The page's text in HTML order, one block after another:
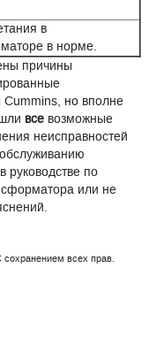
в
в норме.
причины
но вполне
все возможные
неисправностей
руководстве по
или не
всех прав.